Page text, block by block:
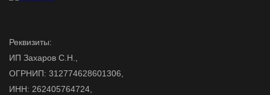
Реквизиты:
ИП Захаров С.Н.,
ОГРНИП: 312774628601306,
ИНН: 262405764724,